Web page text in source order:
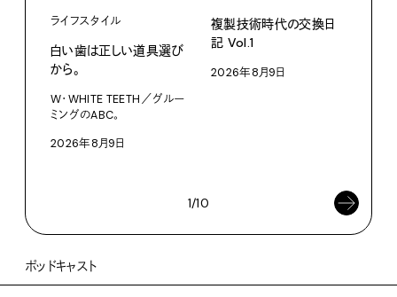
ライフスタイル
白い歯は正しい道具選び
から。
W・WHITE TEETH／グルー
ミングのABC。
2026年8月9日
複製技術時代の交換日
記 Vol.1
2026年8月9日
1/10
ポッドキャスト